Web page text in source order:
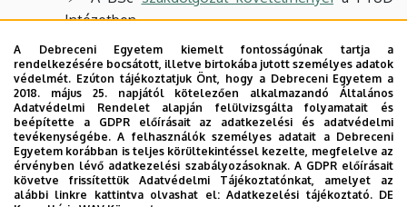
Intézetben
Az MScdiplomamunka követelményei a FTUD
Intézetben
Szakdolgozatok, diplomamunkák leadásával
kapcsolatos információk
A Debreceni Egyetem kiemelt fontosságúnak tartja a
rendelkezésére bocsátott, illetve birtokába jutott személyes adatok
védelmét. Ezúton tájékoztatjuk Önt, hogy a Debreceni Egyetem a
2018. május 25. napjától kötelezően alkalmazandó Általános
Adatvédelmi Rendelet alapján felülvizsgálta folyamatait és
beépítette a GDPR előírásait az adatkezelési és adatvédelmi
tevékenységébe. A felhasználók személyes adatait a Debreceni
Egyetem korábban is teljes körültekintéssel kezelte, megfelelve az
érvényben lévő adatkezelési szabályozásoknak. A GDPR előírásait
követve frissítettük Adatvédelmi Tájékoztatónkat, amelyet az
alábbi linkre kattintva olvashat el:Adatkezelési tájékoztató. DE